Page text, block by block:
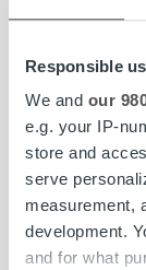
Responsible
We and our
e.g. your IP-
store and
serve
measurement,
development.
and for what
myöhästyä
kirjepostista
2020 puolella.
Hyödynnäthän
asioiden